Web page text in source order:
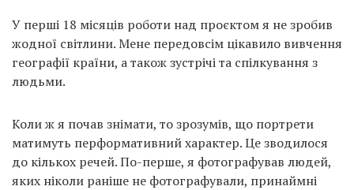
У перші 18 місяців роботи над проєктом я не зробив
жодної світлини. Мене передовсім цікавило вивчення
географії країни, а також зустрічі та спілкування з
людьми.
Коли ж я почав знімати, то зрозумів, що портрети
матимуть перформативний характер. Це зводилося
до кількох речей. По-перше, я фотографував людей,
яких ніколи раніше не фотографували, принаймні